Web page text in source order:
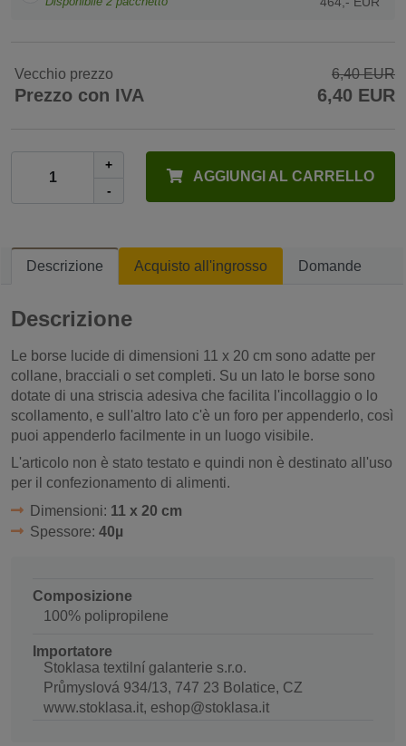
Vecchio prezzo 6,40 EUR
Prezzo con IVA 6,40 EUR
+
-
AGGIUNGI AL CARRELLO
Descrizione Acquisto all'ingrosso Domande
Descrizione
Le borse lucide di dimensioni 11 x 20 cm sono adatte per
collane, bracciali o set completi. Su un lato le borse sono
dotate di una striscia adesiva che facilita l'incollaggio o lo
scollamento, e sull'altro lato c'è un foro per appenderlo, così
puoi appenderlo facilmente in un luogo visibile.
L'articolo non è stato testato e quindi non è destinato all'uso
per il confezionamento di alimenti.
Dimensioni: 11 x 20 cm
Spessore: 40µ
Composizione
100% polipropilene
Importatore
Stoklasa textilní galanterie s.r.o.
Průmyslová 934/13, 747 23 Bolatice, CZ
www.stoklasa.it, eshop@stoklasa.it